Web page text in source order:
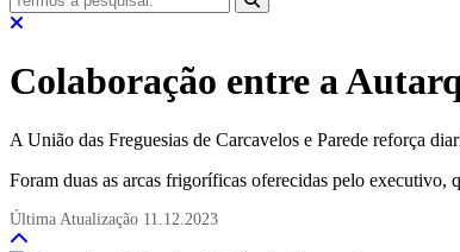
Colaboração entre a
A União das Freguesias de Carcavelos e Parede reforça
Foram duas as arcas frigoríficas oferecidas pelo executivo,
Última Atualização 11.12.2023